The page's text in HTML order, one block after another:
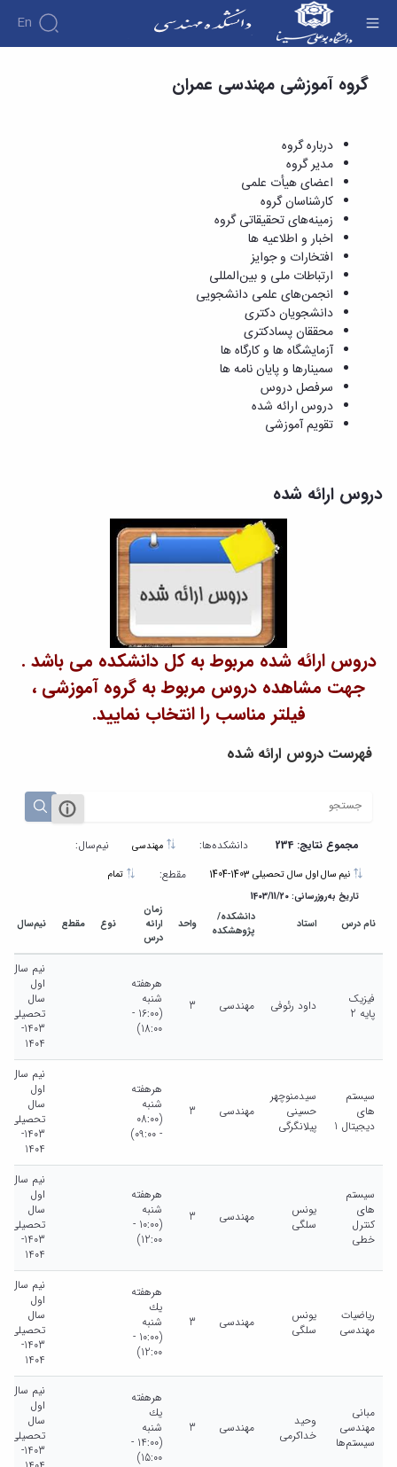
En
دانشکده
تاریخچه
ریاست
دانشکده
روسای
پیشین
افتخارات
آلبوم
عکس
اطلاعات
تماس
سازمان
دانشکده
معاونت
آموزشی
معاونت
پژوهشی
معاونت
کمیته
منتخب
کارشناسی
فرم
ها
و
آئین
نامه
ها
آیین‌نامه‌های
معاونت
آموزشی
تحصیلات
تکمیلی
فرم
ها
و
آئین
و
پایان
پژوهش
هفته
پژوهش
کارگاه ها
آزمایشگاه
گروه
برق
گروه
عمران
گروه
مکانیک
گروه
مواد
گروه
صنایع
نشریات
پژوهش
Stress
Analysis
صنعت
مرتبط
ملی
نخبگان
شرکت
های
دانش
آئین
فرآیندها
نامه
پژوهشی
فرم
های
اساتید
دانشکده
اساتید
بازنشسته
کارکنان
دانشکده
مهندسی
آموزشی
مهندسی
برق
مهندسی
مواد
مهندسی
عمران
مهندسی
صنایع
مهندسی
مکانیک
دروس ارائه شده - دانشکده فنی و مهندسی
گروه آموزشی مهندسی عمران
درباره گروه
مدیر گروه
اعضای هیأت علمی
کارشناسان گروه
زمینه‌های تحقیقاتی گروه
اخبار و اطلاعیه ها
افتخارات و جوایز
ارتباطات ملی و بین‌المللی
انجمن‌های علمی دانشجویی
دانشجویان دکتری
محققان پسادکتری
آزمایشگاه ها و کارگاه ها
سمینارها و پایان نامه ها
سرفصل دروس
دروس ارائه شده
تقویم آموزشی
دروس ارائه شده
دروس ارائه شده مربوط به کل دانشکده می باشد .
جهت مشاهده دروس مربوط به گروه آموزشی ،
فیلتر مناسب را انتخاب نمایید.
فهرست دروس ارائه شده
مجموع نتایج: 234 دانشکده‌ها: نیم‌سال:
مقطع: تمام
تاریخ به‌روزرسانی: 1403/11/20
نام درس استاد
دانشکده/
پژوهشکده
واحد
زمان
ارائه
درس
نوع مقطع نیم‌سال
فیزیک
پایه 2
داود رئوفی مهندسی 3
هرهفته
شنبه
(16:00 -
18:00)
نیم سال
اول
سال
تحصیلی
1403-
1404
سیستم
های
دیجیتال 1
سیدمنوچهر
حسینی
پیلانگرگی
مهندسی 3
هرهفته
شنبه
(08:00
- 09:00)
نیم سال
اول
سال
تحصیلی
1403-
1404
سیستم
های
کنترل
خطی
یونس
سلگی
مهندسی 3
هرهفته
شنبه
(10:00 -
12:00)
نیم سال
اول
سال
تحصیلی
1403-
1404
ریاضیات
مهندسی
یونس
سلگی
مهندسی 3
هرهفته
يك
شنبه
(10:00 -
12:00)
نیم سال
اول
سال
تحصیلی
1403-
1404
مبانی
مهندسی
سیستم‌ها
وحید
خداکرمی
مهندسی 3
هرهفته
يك
شنبه
(14:00 -
15:00)
نیم سال
اول
سال
تحصیلی
1403-